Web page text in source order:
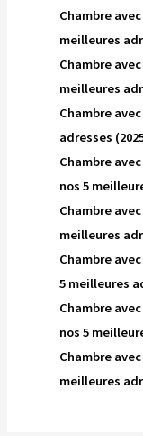
Chambre
meilleures
Chambre
meilleures
Chambre
adresses
Chambre
nos 5
Chambre
meilleures
Chambre
5 meilleures
Chambre
nos 5
Chambre
meilleures